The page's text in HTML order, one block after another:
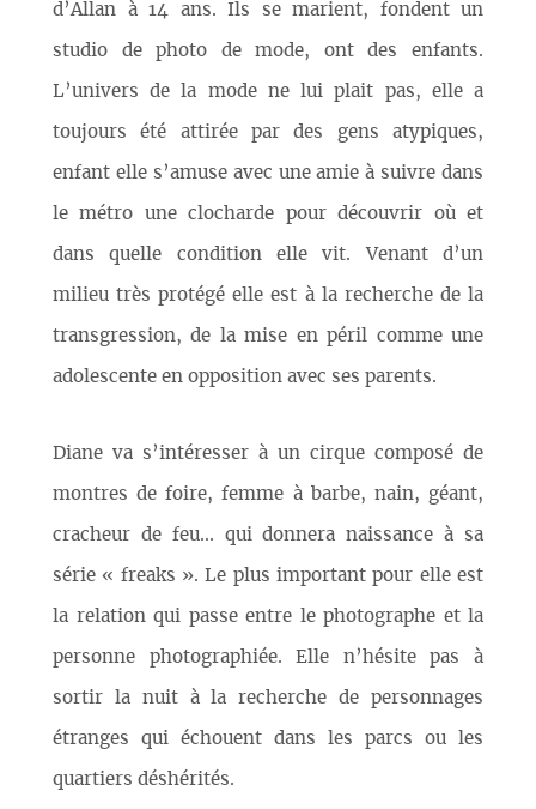
d’Allan à 14 ans. Ils se marient, fondent un
studio de photo de mode, ont des enfants.
L’univers de la mode ne lui plait pas, elle a
toujours été attirée par des gens atypiques,
enfant elle s’amuse avec une amie à suivre dans
le métro une clocharde pour découvrir où et
dans quelle condition elle vit. Venant d’un
milieu très protégé elle est à la recherche de la
transgression, de la mise en péril comme une
adolescente en opposition avec ses parents.
Diane va s’intéresser à un cirque composé de
montres de foire, femme à barbe, nain, géant,
cracheur de feu... qui donnera naissance à sa
série « freaks ». Le plus important pour elle est
la relation qui passe entre le photographe et la
personne photographiée. Elle n’hésite pas à
sortir la nuit à la recherche de personnages
étranges qui échouent dans les parcs ou les
quartiers déshérités.